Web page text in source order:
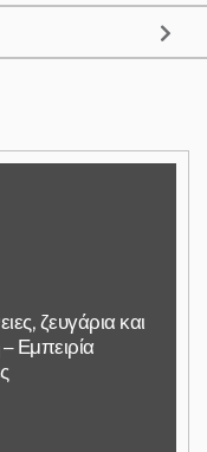
ζευγάρια και
Εμπειρία